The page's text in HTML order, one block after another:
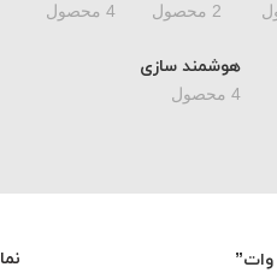
2 محصول 4 محصول
هوشمند سازی
4 محصول